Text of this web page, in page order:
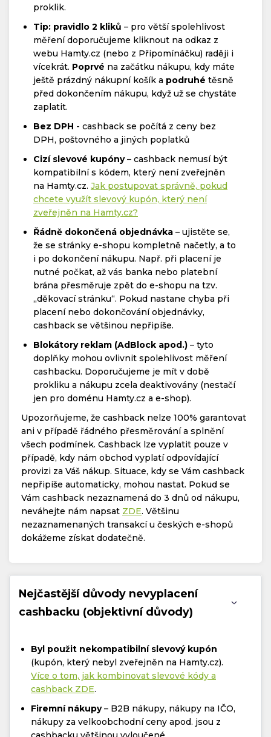
proklik.
Tip: pravidlo 2 kliků – pro větší spolehlivost
měření doporučujeme kliknout na odkaz z
webu Hamty.cz (nebo z Připomínáčku) raději i
vícekrát. Poprvé na začátku nákupu, kdy máte
ještě prázdný nákupní košík a podruhé těsně
před dokončením nákupu, když už se chystáte
zaplatit.
Bez DPH - cashback se počítá z ceny bez
DPH, poštovného a jiných poplatků
Cizí slevové kupóny– cashback nemusí být
kompatibilní s kódem, který není zveřejněn
na Hamty.cz. Jak postupovat správně, pokud
chcete využít slevový kupón, který není
zveřejněn na Hamty.cz?
Řádně dokončená objednávka – ujistěte se,
že se stránky e-shopu kompletně načetly, a to
i po dokončení nákupu. Např. při placení je
nutné počkat, až vás banka nebo platební
brána přesměruje zpět do e-shopu na tzv.
„děkovací stránku“. Pokud nastane chyba při
placení nebo dokončování objednávky,
cashback se většinou nepřipíše.
Blokátory reklam (AdBlock apod.) – tyto
doplňky mohou ovlivnit spolehlivost měření
cashbacku. Doporučujeme je mít v době
prokliku a nákupu zcela deaktivovány (nestačí
jen pro doménu Hamty.cz a e-shop).
Upozorňujeme, že cashback nelze 100% garantovat
ani v případě řádného přesměrování a splnění
všech podmínek. Cashback lze vyplatit pouze v
případě, kdy nám obchod vyplatí odpovídající
provizi za Váš nákup. Situace, kdy se Vám cashback
nepřipíše automaticky, mohou nastat. Pokud se
Vám cashback nezaznamená do 3 dnů od nákupu,
neváhejte nám napsat ZDE. Většinu
nezaznamenaných transakcí u českých e-shopů
dokážeme získat dodatečně.
Nejčastější důvody nevyplacení
cashbacku (objektivní důvody)
Byl použit nekompatibilní slevový kupón
(kupón, který nebyl zveřejněn na Hamty.cz).
Více o tom, jak kombinovat slevové kódy a
cashback ZDE.
Firemní nákupy– B2B nákupy, nákupy na IČO,
nákupy za velkoobchodní ceny apod. jsou z